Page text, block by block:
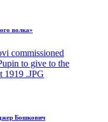
волка»
Бошкович